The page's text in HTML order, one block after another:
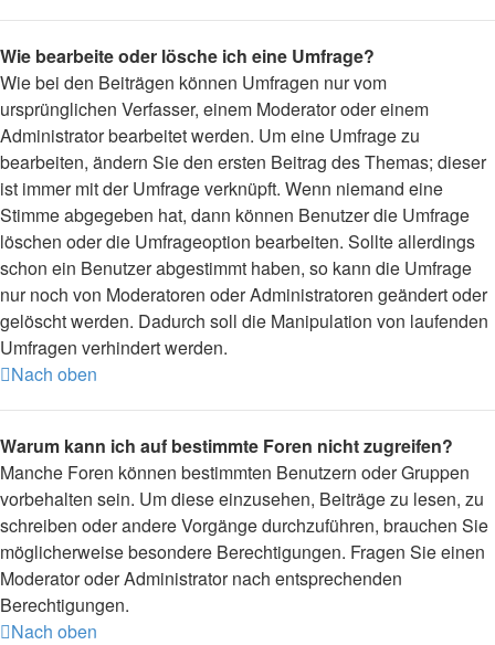
Wie bearbeite oder lösche ich eine Umfrage?
Wie bei den Beiträgen können Umfragen nur vom
ursprünglichen Verfasser, einem Moderator oder einem
Administrator bearbeitet werden. Um eine Umfrage zu
bearbeiten, ändern Sie den ersten Beitrag des Themas; dieser
ist immer mit der Umfrage verknüpft. Wenn niemand eine
Stimme abgegeben hat, dann können Benutzer die Umfrage
löschen oder die Umfrageoption bearbeiten. Sollte allerdings
schon ein Benutzer abgestimmt haben, so kann die Umfrage
nur noch von Moderatoren oder Administratoren geändert oder
gelöscht werden. Dadurch soll die Manipulation von laufenden
Umfragen verhindert werden.
Nach oben
Warum kann ich auf bestimmte Foren nicht zugreifen?
Manche Foren können bestimmten Benutzern oder Gruppen
vorbehalten sein. Um diese einzusehen, Beiträge zu lesen, zu
schreiben oder andere Vorgänge durchzuführen, brauchen Sie
möglicherweise besondere Berechtigungen. Fragen Sie einen
Moderator oder Administrator nach entsprechenden
Berechtigungen.
Nach oben